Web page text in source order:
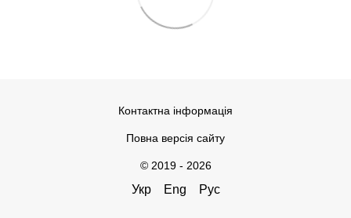
Контактна інформація
Повна версія сайту
© 2019 - 2026
Укр Eng Рус